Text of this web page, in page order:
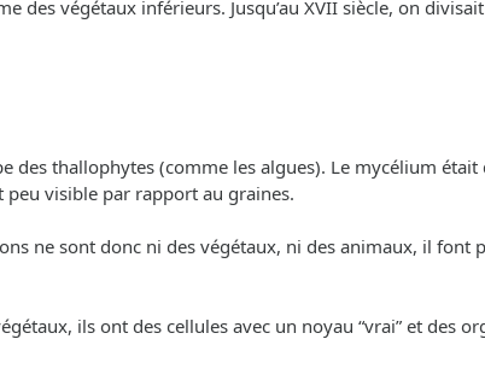
des végétaux inférieurs. Jusqu’au XVII siècle, on
des thallophytes (comme les algues). Le mycélium
visible par rapport au graines.
ne sont donc ni des végétaux, ni des animaux, il font
ils ont des cellules avec un noyau “vrai” et des